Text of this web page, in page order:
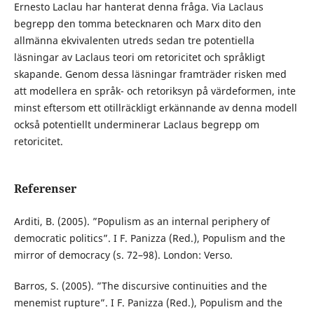
Ernesto Laclau har hanterat denna fråga. Via Laclaus
begrepp den tomma betecknaren och Marx dito den
allmänna ekvivalenten utreds sedan tre potentiella
läsningar av Laclaus teori om retoricitet och språkligt
skapande. Genom dessa läsningar framträder risken med
att modellera en språk- och retoriksyn på värdeformen, inte
minst eftersom ett otillräckligt erkännande av denna modell
också potentiellt underminerar Laclaus begrepp om
retoricitet.
Referenser
Arditi, B. (2005). ”Populism as an internal periphery of
democratic politics”. I F. Panizza (Red.), Populism and the
mirror of democracy (s. 72–98). London: Verso.
Barros, S. (2005). ”The discursive continuities and the
menemist rupture”. I F. Panizza (Red.), Populism and the